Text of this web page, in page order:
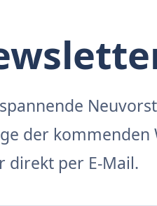
der kommenden
direkt per E-Mail.